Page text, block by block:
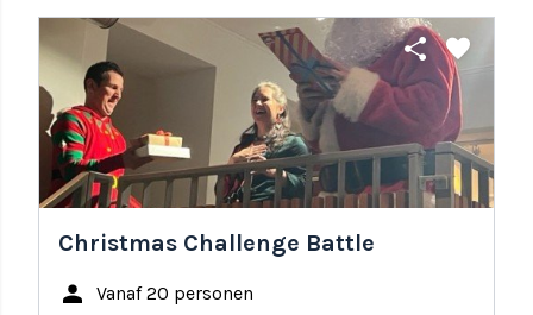
share favorite
Christmas Challenge Battle
person Vanaf 20 personen